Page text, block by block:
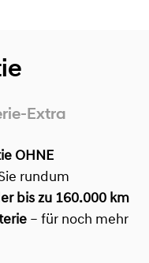
Extra
OHNE
rundum
bis zu 160.000 km
– für noch mehr